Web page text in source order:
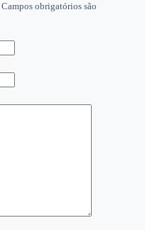
Campos obrigatórios são